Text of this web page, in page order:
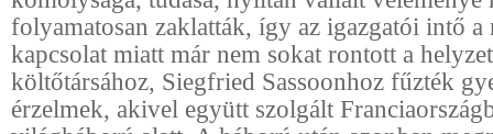
folyamatosan zaklatták, így az igazgatói intő a
kapcsolat miatt már nem sokat rontott a
költőtársához, Siegfried Sassoonhoz fűzték
érzelmek, akivel együtt szolgált